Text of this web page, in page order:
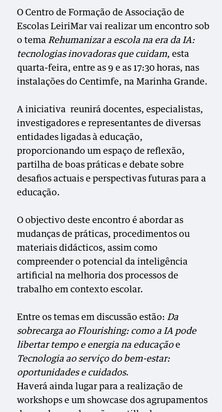
O Centro de Formação de Associação de
Escolas LeiriMar vai realizar um encontro sob
o temaRehumanizar a escola na era da IA:
tecnologias inovadoras que cuidam, esta
quarta-feira, entre as 9 e as 17:30 horas, nas
instalações do Centimfe, na Marinha Grande.
A iniciativa reunirá docentes, especialistas,
investigadores e representantes de diversas
entidades ligadas à educação,
proporcionando um espaço de reflexão,
partilha de boas práticas e debate sobre
desafios actuais e perspectivas futuras para a
educação.
O objectivo deste encontro é abordar as
mudanças de práticas, procedimentos ou
materiais didácticos, assim como
compreender o potencial da inteligência
artificial na melhoria dos processos de
trabalho em contexto escolar.
Entre os temas em discussão estão:Da
sobrecarga ao Flourishing: como a IA pode
libertar tempo e energia na educaçãoe
Tecnologia ao serviço do bem-estar:
oportunidades e cuidados.
Haverá ainda lugar para a realização de
workshops e um showcase dos agrupamentos